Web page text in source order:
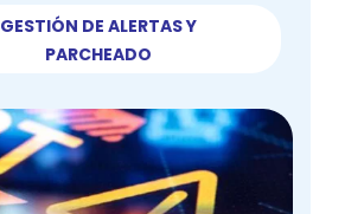
GESTIÓN DE ALERTAS Y
PARCHEADO